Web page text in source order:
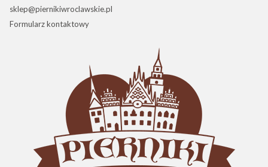
sklep@piernikiwroclawskie.pl
Formularz kontaktowy